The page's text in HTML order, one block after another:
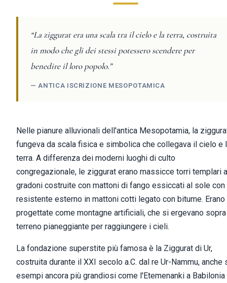
“La ziggurat era una scala tra il cielo e la terra, costruita
in modo che gli dei stessi potessero scendere per
benedire il loro popolo.”
— ANTICA ISCRIZIONE MESOPOTAMICA
Nelle pianure alluvionali dell'antica Mesopotamia, la
fungeva da scala fisica e simbolica che collegava il cielo e
terra. A differenza dei moderni luoghi di culto
congregazionale, le ziggurat erano massicce torri templari a
gradoni costruite con mattoni di fango essiccati al sole con
resistente esterno in mattoni cotti legato con bitume. Erano
progettate come montagne artificiali, che si ergevano
terreno pianeggiante per raggiungere i cieli.
La fondazione superstite più famosa è la Ziggurat di Ur,
costruita durante il XXI secolo a.C. dal re Ur-Nammu, anche
esempi ancora più grandiosi come l'Etemenanki a Babilonia